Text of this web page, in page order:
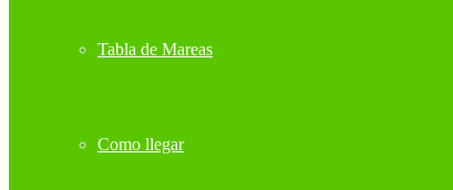
Tabla de Mareas
Como llegar